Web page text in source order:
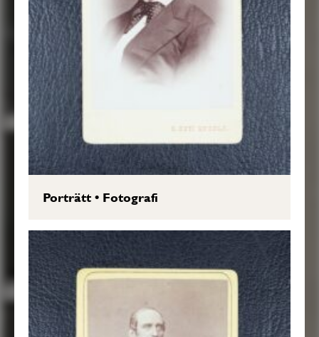
Porträtt• Fotografi